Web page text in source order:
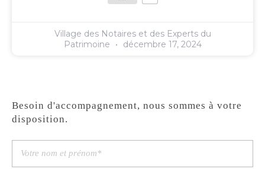
Village des Notaires et des Experts du
Patrimoine
décembre 17, 2024
Besoin d'accompagnement, nous sommes à votre
disposition.